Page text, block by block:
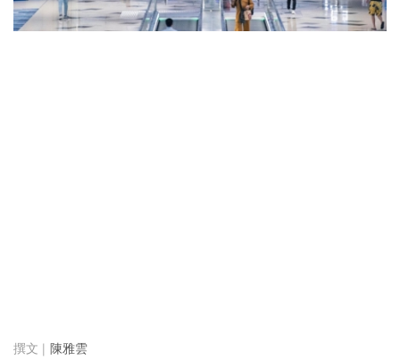
陳雅雲